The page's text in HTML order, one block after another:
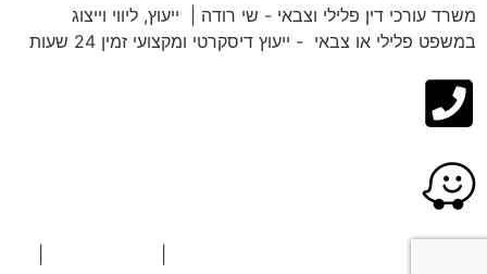
משרד עורכי דין פלילי וצבאי - שי רודה | ייעוץ, ליווי וייצוג
במשפט פלילי או צבאי - ייעוץ דיסקרטי ומקצועי זמין 24 שעות